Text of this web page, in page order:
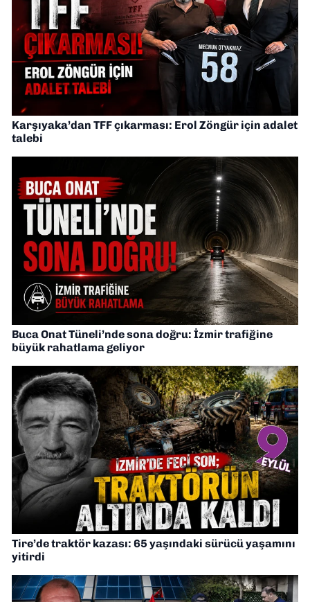
Karşıyaka’dan TFF çıkarması: Erol Zöngür için adalet
talebi
Buca Onat Tüneli’nde sona doğru: İzmir trafiğine
büyük rahatlama geliyor
Tire’de traktör kazası: 65 yaşındaki sürücü yaşamını
yitirdi